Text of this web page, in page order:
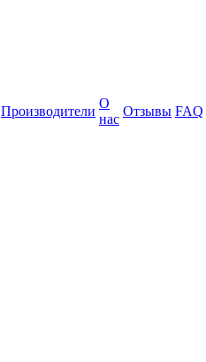
Производители
О
нас
Отзывы FAQ